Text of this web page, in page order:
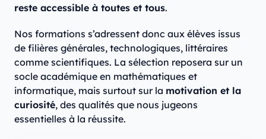
reste accessible à toutes et tous.
Nos formations s’adressent donc aux élèves issus
de filières générales, technologiques, littéraires
comme scientifiques. La sélection reposera sur un
socle académique en mathématiques et
informatique, mais surtout sur la motivation et la
curiosité, des qualités que nous jugeons
essentielles à la réussite.